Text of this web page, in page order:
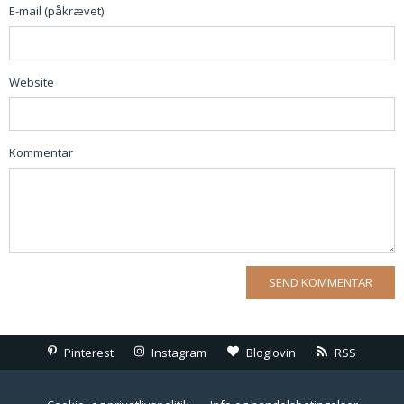
E-mail (påkrævet)
Website
Kommentar
Pinterest Instagram Bloglovin RSS